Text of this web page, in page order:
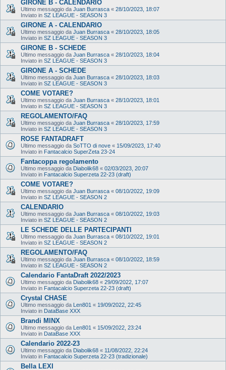
GIRONE B - CALENDARIO
Ultimo messaggio da Juan Burrasca « 28/10/2023, 18:07
Inviato in SZ LEAGUE - SEASON 3
GIRONE A - CALENDARIO
Ultimo messaggio da Juan Burrasca « 28/10/2023, 18:05
Inviato in SZ LEAGUE - SEASON 3
GIRONE B - SCHEDE
Ultimo messaggio da Juan Burrasca « 28/10/2023, 18:04
Inviato in SZ LEAGUE - SEASON 3
GIRONE A - SCHEDE
Ultimo messaggio da Juan Burrasca « 28/10/2023, 18:03
Inviato in SZ LEAGUE - SEASON 3
COME VOTARE?
Ultimo messaggio da Juan Burrasca « 28/10/2023, 18:01
Inviato in SZ LEAGUE - SEASON 3
REGOLAMENTO/FAQ
Ultimo messaggio da Juan Burrasca « 28/10/2023, 17:59
Inviato in SZ LEAGUE - SEASON 3
ROSE FANTADRAFT
Ultimo messaggio da SoTTO di nove « 15/09/2023, 17:40
Inviato in Fantacalcio SuperZeta 23-24
Fantacoppa regolamento
Ultimo messaggio da Diabolik68 « 02/03/2023, 20:07
Inviato in Fantacalcio Superzeta 22-23 (draft)
COME VOTARE?
Ultimo messaggio da Juan Burrasca « 08/10/2022, 19:09
Inviato in SZ LEAGUE - SEASON 2
CALENDARIO
Ultimo messaggio da Juan Burrasca « 08/10/2022, 19:03
Inviato in SZ LEAGUE - SEASON 2
LE SCHEDE DELLE PARTECIPANTI
Ultimo messaggio da Juan Burrasca « 08/10/2022, 19:01
Inviato in SZ LEAGUE - SEASON 2
REGOLAMENTO/FAQ
Ultimo messaggio da Juan Burrasca « 08/10/2022, 18:59
Inviato in SZ LEAGUE - SEASON 2
Calendario FantaDraft 2022/2023
Ultimo messaggio da Diabolik68 « 29/09/2022, 17:07
Inviato in Fantacalcio Superzeta 22-23 (draft)
Crystal CHASE
Ultimo messaggio da Len801 « 19/09/2022, 22:45
Inviato in DataBase XXX
Brandi MINX
Ultimo messaggio da Len801 « 15/09/2022, 23:24
Inviato in DataBase XXX
Calendario 2022-23
Ultimo messaggio da Diabolik68 « 11/08/2022, 22:24
Inviato in Fantacalcio Superzeta 22-23 (tradizionale)
Bella LEXI